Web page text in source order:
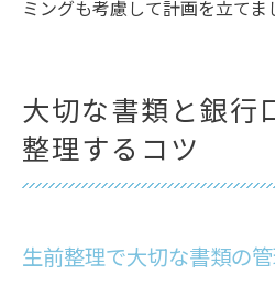
ミングも考慮して計画を立てま
大切な書類と銀行
整理するコツ
生前整理で大切な書類の